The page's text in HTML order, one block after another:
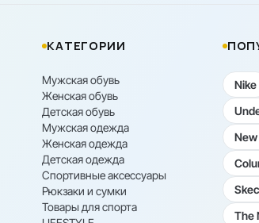
КАТЕГОРИИ
Мужская обувь
Женская обувь
Детская обувь
Мужская одежда
Женская одежда
Детская одежда
Спортивные аксессуары
Рюкзаки и сумки
Товары для спорта
Nike
The